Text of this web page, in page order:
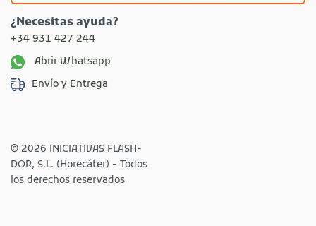
¿Necesitas ayuda?
+34 931 427 244
Abrir Whatsapp
Envío y Entrega
© 2026 INICIATIVAS FLASH-
DOR, S.L. (Horecáter) - Todos
los derechos reservados